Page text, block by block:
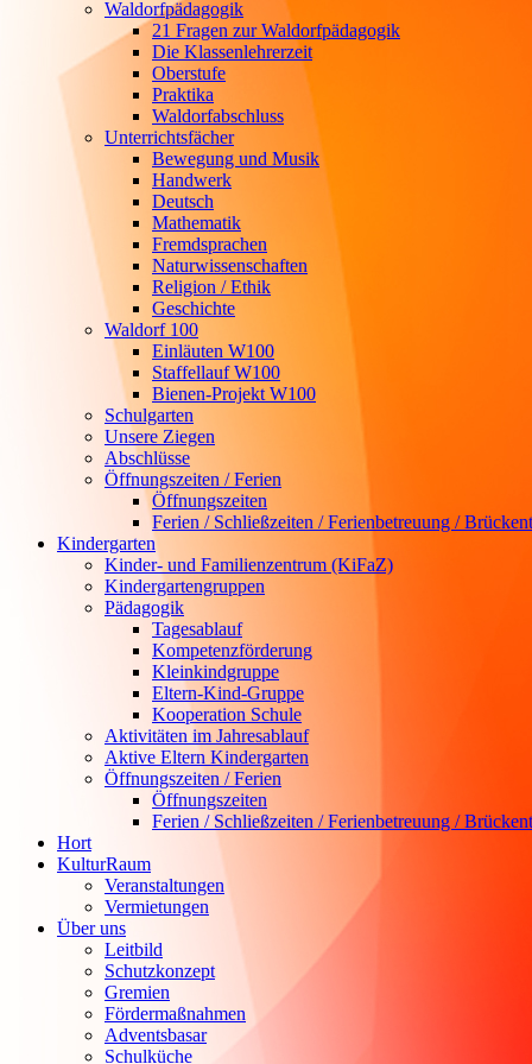
Waldorfpädagogik
21 Fragen zur Waldorfpädagogik
Die Klassenlehrerzeit
Oberstufe
Praktika
Waldorfabschluss
Unterrichtsfächer
Bewegung und Musik
Handwerk
Deutsch
Mathematik
Fremdsprachen
Naturwissenschaften
Religion / Ethik
Geschichte
Waldorf 100
Einläuten W100
Staffellauf W100
Bienen-Projekt W100
Schulgarten
Unsere Ziegen
Abschlüsse
Öffnungszeiten / Ferien
Öffnungszeiten
Ferien / Schließzeiten / Ferienbetreuung /
Kindergarten
Kinder- und Familienzentrum (KiFaZ)
Kindergartengruppen
Pädagogik
Tagesablauf
Kompetenzförderung
Kleinkindgruppe
Eltern-Kind-Gruppe
Kooperation Schule
Aktivitäten im Jahresablauf
Aktive Eltern Kindergarten
Öffnungszeiten / Ferien
Öffnungszeiten
Ferien / Schließzeiten / Ferienbetreuung /
Hort
KulturRaum
Veranstaltungen
Vermietungen
Über uns
Leitbild
Schutzkonzept
Gremien
Fördermaßnahmen
Adventsbasar
Schulküche